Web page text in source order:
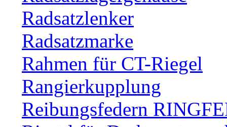
Radsatzlenker
Radsatzmarke
Rahmen für CT-Riegel
Rangierkupplung
Reibungsfedern